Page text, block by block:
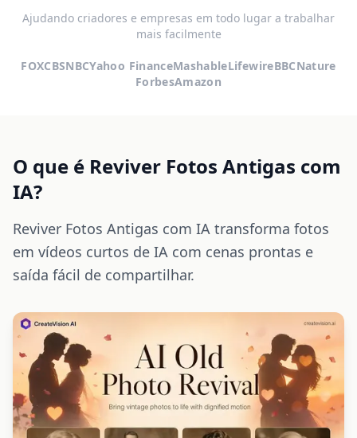
Ajudando criadores e empresas em todo lugar a trabalhar
mais facilmente
FOXCBSNBCYahoo FinanceMashableLifewireBBCNature
ForbesAmazon
O que é Reviver Fotos Antigas com
IA?
Reviver Fotos Antigas com IA transforma fotos
em vídeos curtos de IA com cenas prontas e
saída fácil de compartilhar.